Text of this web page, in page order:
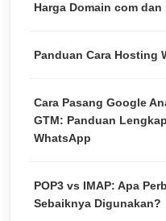
Harga Domain com
Panduan Cara Hosting
Cara Pasang Google
GTM: Panduan
WhatsApp
POP3 vs IMAP: Apa
Sebaiknya Digunakan?